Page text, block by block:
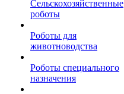
Сельскохозяйственные
роботы
Роботы для
животноводства
Роботы специального
назначения